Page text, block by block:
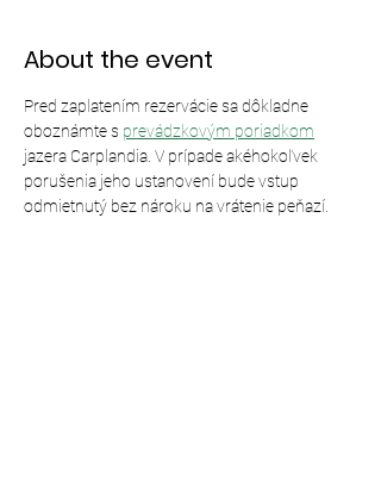
About the event
Pred zaplatením rezervácie sa dôkladne
oboznámte s prevádzkovým poriadkom
jazera Carplandia. V prípade akéhokoľvek
porušenia jeho ustanovení bude vstup
odmietnutý bez nároku na vrátenie peňazí.